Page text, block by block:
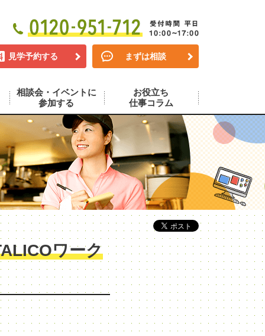
見学予約する まずは相談
相談会・イベントに
参加する
お役立ち
仕事コラム
ワーク